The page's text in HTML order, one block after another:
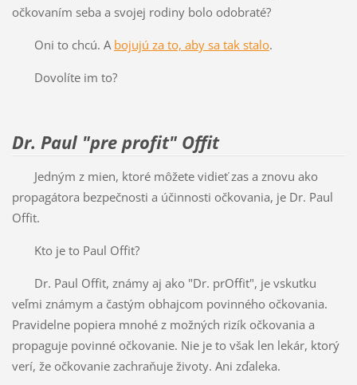
očkovaním seba a svojej rodiny bolo odobraté?
Oni to chcú. A bojujú za to, aby sa tak stalo.
Dovolíte im to?
Dr. Paul "pre profit" Offit
Jedným z mien, ktoré môžete vidieť zas a znovu ako
propagátora bezpečnosti a účinnosti očkovania, je Dr. Paul
Offit.
Kto je to Paul Offit?
Dr. Paul Offit, známy aj ako "Dr. prOffit", je vskutku
veľmi známym a častým obhajcom povinného očkovania.
Pravidelne popiera mnohé z možných rizík očkovania a
propaguje povinné očkovanie. Nie je to však len lekár, ktorý
verí, že očkovanie zachraňuje životy. Ani zďaleka.